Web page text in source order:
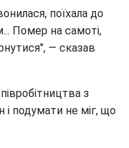
поїхала до
Помер на самоті,
— сказав
з
і подумати не міг, що